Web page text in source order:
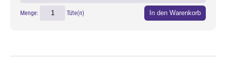
Menge: Tüte(n) In den Warenkorb